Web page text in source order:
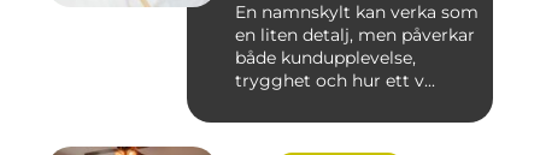
En namnskylt kan verka som
en liten detalj, men påverkar
både kundupplevelse,
trygghet och hur ett v...